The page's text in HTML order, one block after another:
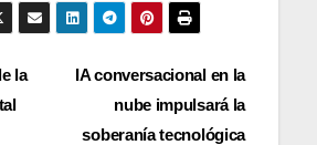
IA conversacional en la
nube impulsará la
soberanía tecnológica
la